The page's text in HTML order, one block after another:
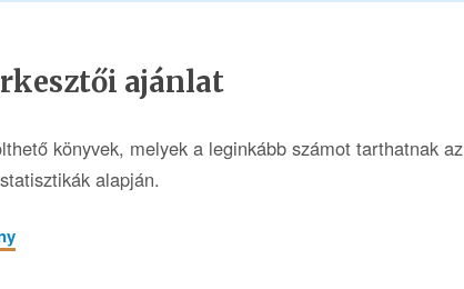
ajánlat
könyvek, melyek a leginkább számot tarthatnak az
alapján.